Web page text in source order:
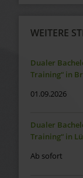
WEITERE
Dualer
Training“ in
01.09.2026
Dualer
Training“ in
Ab sofort